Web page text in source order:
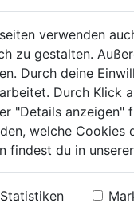
verwenden
zu gestalten.
Durch deine
Durch Klick
"Details
welche Cookies
findest du in unserer
Statistiken